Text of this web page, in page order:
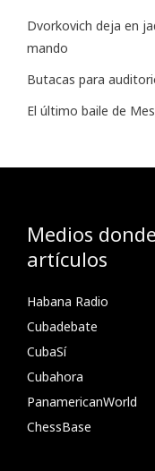
Dvorkovich deja en
mando
Butacas para
El último baile de
Medios
artículos
Habana Radio
Cubadebate
CubaSí
Cubahora
PanamericanWorld
ChessBase